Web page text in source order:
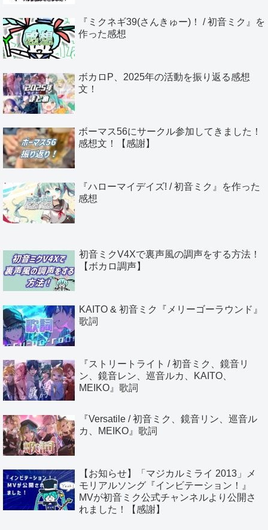
『ミクネギ39(さんきゅー)！ / 初音ミク』を
作った感想
ボカロP、2025年の活動を振り返る感想
文！
ボーマス56にサークル参加してきました！
感想文！【感謝】
『ハローマイデイズ! / 初音ミク』を作った
感想
初音ミクV4Xで裏声風の調声をする方法！
【ボカロ調声】
KAITO & 初音ミク『メリーゴーラウンド』
歌詞
『ストリートライト / 初音ミク、鏡音リ
ン、鏡音レン、巡音ルカ、KAITO、
MEIKO』歌詞
『Versatile / 初音ミク、鏡音リン、巡音ル
カ、MEIKO』歌詞
【お知らせ】「マジカルミライ 2013」メ
モリアルソング『インビテーション！』
MVが初音ミク公式チャンネルより公開さ
れました！【感謝】